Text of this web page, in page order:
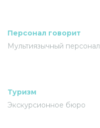
Персонал говорит
Мультиязычный персонал
Туризм
Экскурсионное бюро